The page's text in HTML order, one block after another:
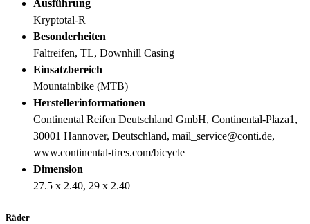
Ausführung
Kryptotal-R
Besonderheiten
Faltreifen, TL, Downhill Casing
Einsatzbereich
Mountainbike (MTB)
Herstellerinformationen
Continental Reifen Deutschland GmbH, Continental-Plaza1,
30001 Hannover, Deutschland, mail_service@conti.de,
www.continental-tires.com/bicycle
Dimension
27.5 x 2.40, 29 x 2.40
Räder